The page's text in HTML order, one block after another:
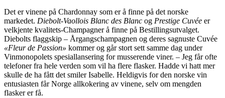
Det er vinene på Chardonnay som er å finne på det norske
markedet. Diebolt-Vaollois Blanc des Blanc og Prestige Cuvée er
velkjente kvalitets-Champagner å finne på Bestillingsutvalget.
Diebolts flaggskip – Årgangschampagnen og deres sagnuste Cuvée
«Fleur de Passion» kommer og går stort sett samme dag under
Vinmonopolets spesiallansering for musserende viner. – Jeg får ofte
telefoner fra hele verden som vil ha flere flasker. Hadde vi hatt mer
skulle de ha fått det smiler Isabelle. Heldigvis for den norske vin
entusiasten får Norge allkokering av vinene, selv om mengden
flasker er få.